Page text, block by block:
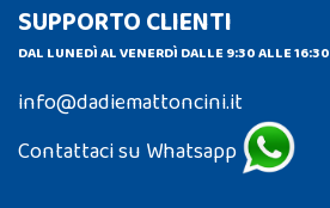
SUPPORTO CLIENTI
DAL LUNEDÌ AL VENERDÌ DALLE 9:30 ALLE 16:30
info@dadiemattoncini.it
Contattaci su Whatsapp